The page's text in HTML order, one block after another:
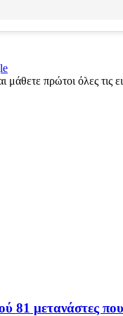
μάθετε πρώτοι όλες τις
81 μετανάστες